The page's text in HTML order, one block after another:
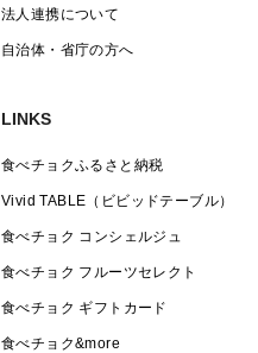
法人連携について
自治体・省庁の方へ
LINKS
食べチョクふるさと納税
Vivid TABLE（ビビッドテーブル）
食べチョク コンシェルジュ
食べチョク フルーツセレクト
食べチョク ギフトカード
食べチョク&more